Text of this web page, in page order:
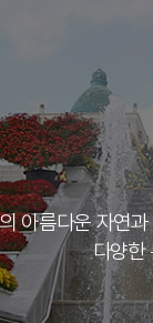
아름다운 자연
다양한